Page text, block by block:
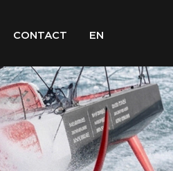
CONTACT EN